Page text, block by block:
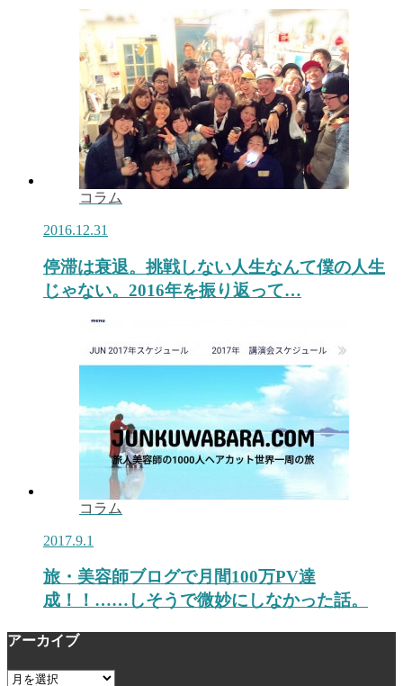
コラム
2016.12.31
停滞は衰退。挑戦しない人生なんて僕の人生
じゃない。2016年を振り返って…
コラム
2017.9.1
旅・美容師ブログで月間100万PV達
成！！……しそうで微妙にしなかった話。
アーカイブ
ア